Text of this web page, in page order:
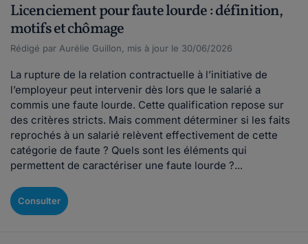
Licenciement pour faute lourde : définition,
motifs et chômage
Rédigé par Aurélie Guillon, mis à jour le 30/06/2026
La rupture de la relation contractuelle à l’initiative de
l’employeur peut intervenir dès lors que le salarié a
commis une faute lourde. Cette qualification repose sur
des critères stricts. Mais comment déterminer si les faits
reprochés à un salarié relèvent effectivement de cette
catégorie de faute ? Quels sont les éléments qui
permettent de caractériser une faute lourde ?...
Consulter